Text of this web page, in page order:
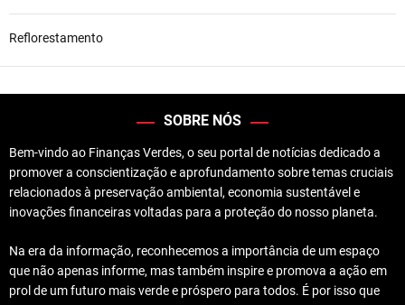
Reflorestamento
SOBRE NÓS
Bem-vindo ao Finanças Verdes, o seu portal de notícias dedicado a
promover a conscientização e aprofundamento sobre temas cruciais
relacionados à preservação ambiental, economia sustentável e
inovações financeiras voltadas para a proteção do nosso planeta.
Na era da informação, reconhecemos a importância de um espaço
que não apenas informe, mas também inspire e promova a ação em
prol de um futuro mais verde e próspero para todos. É por isso que